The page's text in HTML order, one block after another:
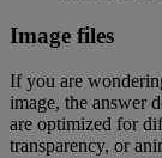
Image files
If you are
image, the answer
are optimized for
transparency, or